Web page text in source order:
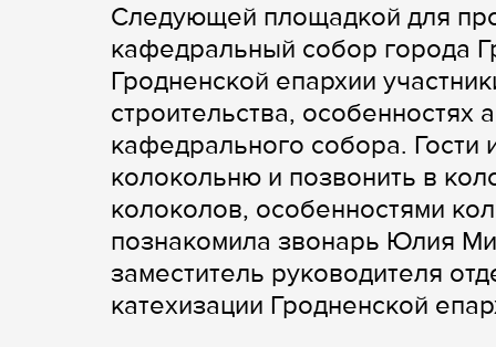
Следующей площадкой для
кафедральный собор города
Гродненской епархии
строительства, особенностях
кафедрального собора. Гости
колокольню и позвонить в
колоколов, особенностями
познакомила звонарь Юлия
заместитель руководителя
катехизации Гродненской